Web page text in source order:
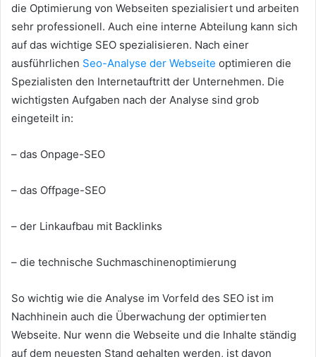
die Optimierung von Webseiten spezialisiert und arbeiten
sehr professionell. Auch eine interne Abteilung kann sich
auf das wichtige SEO spezialisieren. Nach einer
ausführlichen Seo-Analyse der Webseite optimieren die
Spezialisten den Internetauftritt der Unternehmen. Die
wichtigsten Aufgaben nach der Analyse sind grob
eingeteilt in:
– das Onpage-SEO
– das Offpage-SEO
– der Linkaufbau mit Backlinks
– die technische Suchmaschinenoptimierung
So wichtig wie die Analyse im Vorfeld des SEO ist im
Nachhinein auch die Überwachung der optimierten
Webseite. Nur wenn die Webseite und die Inhalte ständig
auf dem neuesten Stand gehalten werden, ist davon